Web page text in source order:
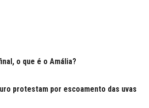
o que é o Amália?
protestam por escoamento das uvas